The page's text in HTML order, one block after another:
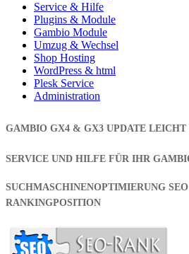
Service & Hilfe
Plugins & Module
Gambio Module
Umzug & Wechsel
Shop Hosting
WordPress & html
Plesk Service
Administration
GAMBIO GX4 & GX3 UPDATE
SERVICE UND HILFE FÜR IHR
SUCHMASCHINENOPTIMIERUNG
RANKINGPOSITION